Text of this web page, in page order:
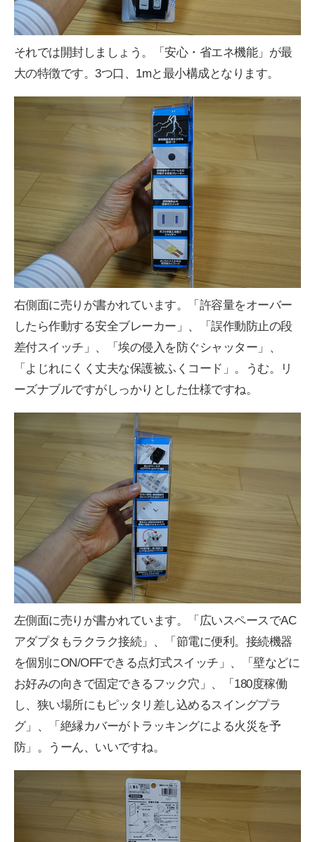
それでは開封しましょう。「安心・省エネ機能」が最
大の特徴です。3つ口、1mと最小構成となります。
右側面に売りが書かれています。「許容量をオーバー
したら作動する安全ブレーカー」、「誤作動防止の段
差付スイッチ」、「埃の侵入を防ぐシャッター」、
「よじれにくく丈夫な保護被ふくコード」。うむ。リ
ーズナブルですがしっかりとした仕様ですね。
左側面に売りが書かれています。「広いスペースでAC
アダプタもラクラク接続」、「節電に便利。接続機器
を個別にON/OFFできる点灯式スイッチ」、「壁などに
お好みの向きで固定できるフック穴」、「180度稼働
し、狭い場所にもピッタリ差し込めるスイングプラ
グ」、「絶縁カバーがトラッキングによる火災を予
防」。うーん、いいですね。